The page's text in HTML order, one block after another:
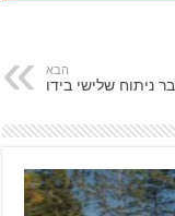
הבא
ניתוח שלישי בידו